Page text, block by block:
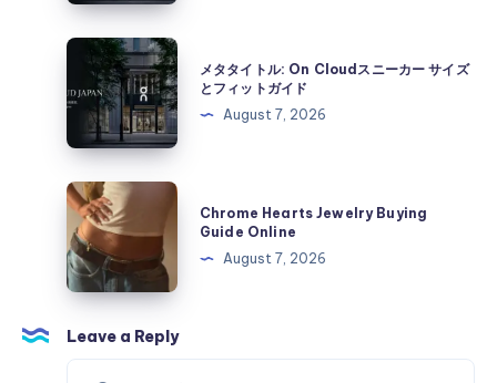
ニ
ー
ー
イ
ズ
と
フ
ィ
ッ
ガ
イ
ト
ル:
Cloud
ニ
ー
カ
ー
サ
イ
と
メ
タ
ト
ル:
On
Cloud
ス
ニ
ー
カ
メタタイトル: On Cloudスニーカー サイズ
とフィットガイド
August 7, 2026
Chrome
Hearts
Jewelry
Buying
Guide
Online
Chrome Hearts Jewelry Buying
Guide Online
August 7, 2026
Leave a Reply